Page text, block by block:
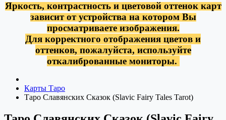
Яркость, контрастность и цветовой оттенок карт
зависит от устройства на котором Вы
просматриваете изображения.
Для корректного отображения цветов и
оттенков, пожалуйста, используйте
откалиброванные мониторы.
Карты Таро
Таро Славянских Сказок (Slavic Fairy Tales Tarot)